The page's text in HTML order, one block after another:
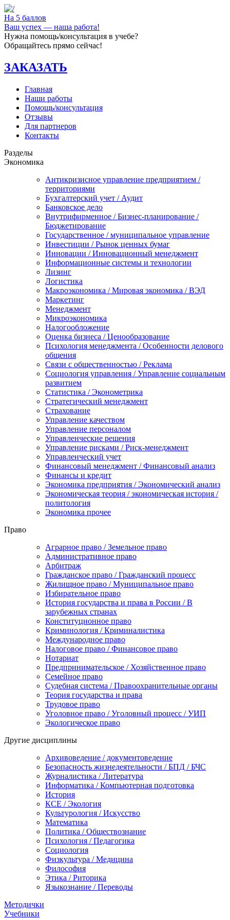
На 5 баллов
Ваш успех — наша работа!
Нужна помощь/консультация в учебе?
Обращайтесь прямо сейчас!
ЗАКАЗАТЬ
Главная
Наши работы
Помощь/консультация
Отзывы
Для партнеров
Контакты
Разделы
Экономика
Антикризисное управление предприятием /
территориями
Бухгалтерский учет / Аудит
Банковское дело
Внутрифирменное / Бизнес-планирование /
Бюджетирование
Государственное / муниципальное управление
Инвестиции / Рынок ценных бумаг
Инновации / Инновационный менеджмент
Информационные системы и технологии
Лизинг
Логистика
Макроэкономика / Мировая экономика / ВЭД
Маркетинг
Менеджмент
Микроэкономика
Налогообложение
Оценка бизнеса / Ценообразование
Психология менеджмента / Особенности делового
общения
Связи с общественностью / Реклама
Социология управления / Управление социальным
развитием
Статистика / Эконометрика
Стратегический менеджмент
Страхование
Управление качеством
Управление персоналом
Управленческие решения
Управление рисками / Риск-менеджмент
Управленческий учет
Финансовый менеджмент / Финансовый анализ
Финансы и кредит
Экономика предприятия / Экономический анализ
Экономическая теория / экономическая история /
политология
Экономика прочее
Право
Аграрное право / Земельное право
Административное право
Арбитраж
Гражданское право / Гражданский процесс
Жилищное право / Муниципальное право
Избирательное право
История государства и права в России / В
зарубежных странах
Конституционное право
Криминология / Криминалистика
Международное право
Налоговое право / Финансовое право
Нотариат
Предпринимательское / Хозяйственное право
Семейное право
Судебная система / Правоохранительные органы
Теория государства и права
Трудовое право
Уголовное право / Уголовный процесс / УИП
Экологическое право
Другие дисциплины
Архивоведение / документоведение
Безопасность жизнедеятельности / БПД / БЧС
Журналистика / Литература
Информатика / Компьютерная подготовка
История
КСЕ / Экология
Культурология / Искусство
Математика
Политика / Обществознание
Психология / Педагогика
Социология
Физкультура / Медицина
Философия
Этика / Риторика
Языкознание / Переводы
Методички
Учебники